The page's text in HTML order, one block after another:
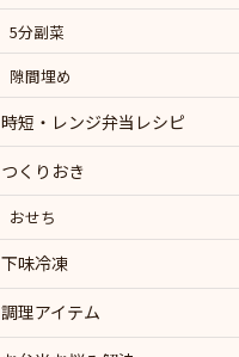
5分副菜
隙間埋め
時短・レンジ弁当レシピ
つくりおき
おせち
下味冷凍
調理アイテム